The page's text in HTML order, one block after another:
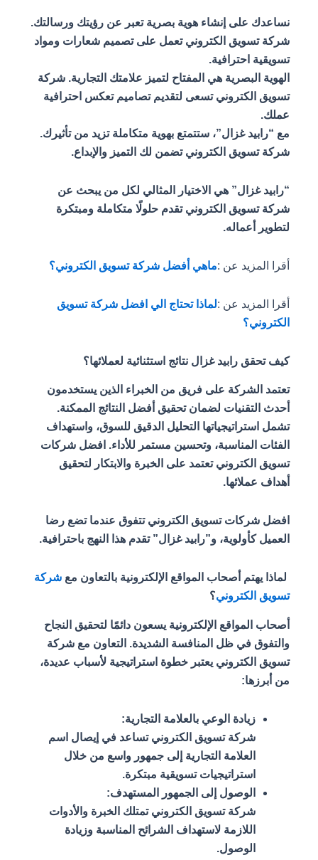
نساعدك على إنشاء هوية بصرية تعبر عن رؤيتك ورسالتك.
شركة تسويق الكتروني تعمل على تصميم شعارات ومواد
تسويقية احترافية.
الهوية البصرية هي المفتاح لتميز علامتك التجارية. شركة
تسويق الكتروني تسعى لتقديم تصاميم تعكس احترافية
عملك.
مع “رابيد غزال”، ستتمتع بهوية متكاملة تزيد من تأثيرك.
شركة تسويق الكتروني تضمن لك التميز والإبداع.
“رابيد غزال” هي الاختيار المثالي لكل من يبحث عن
شركة تسويق الكتروني تقدم حلولًا متكاملة ومبتكرة
لتطوير أعماله.
أقرا المزيد عن :ماهي أفضل شركة تسويق الكتروني؟
أقرا المزيد عن :لماذا تحتاج الي افضل شركة تسويق
الكتروني؟
كيف تحقق رابيد غزال نتائج استثنائية لعملائها؟
تعتمد الشركة على فريق من الخبراء الذين يستخدمون
أحدث التقنيات لضمان تحقيق أفضل النتائج الممكنة.
تشمل استراتيجياتها التحليل الدقيق للسوق، واستهداف
الفئات المناسبة، وتحسين مستمر للأداء. افضل شركات
تسويق الكتروني تعتمد على الخبرة والابتكار لتحقيق
أهداف عملائها.
افضل شركات تسويق الكتروني تتفوق عندما تضع رضا
العميل كأولوية، و”رابيد غزال” تقدم هذا النهج باحترافية.
لماذا يهتم أصحاب المواقع الإلكترونية بالتعاون معشركة
تسويق الكتروني؟
أصحاب المواقع الإلكترونية يسعون دائمًا لتحقيق النجاح
والتفوق في ظل المنافسة الشديدة. التعاون مع شركة
تسويق الكتروني يعتبر خطوة استراتيجية لأسباب عديدة،
من أبرزها:
زيادة الوعي بالعلامة التجارية:
شركة تسويق الكتروني تساعد في إيصال اسم
العلامة التجارية إلى جمهور واسع من خلال
استراتيجيات تسويقية مبتكرة.
الوصول إلى الجمهور المستهدف:
شركة تسويق الكتروني تمتلك الخبرة والأدوات
اللازمة لاستهداف الشرائح المناسبة وزيادة
الوصول.